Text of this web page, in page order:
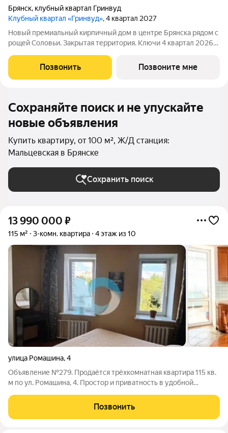
Брянск, клубный квартал Гринвуд
Клубный квартал «Гринвуд», 4 квартал 2027
Новый премиальный кирпичный дом в центре Брянска рядом с
рощей Соловьи. Закрытая территория. Ключи 4 квapтал 2026
Сопровождаем сделку
Позвонить Позвоните мне
Сохраняйте поиск и не упускайте
новые объявления
Купить квартиру, от 100 м², Ж/Д станция:
Мальцевская в Брянске
Сохранить поиск
13 990 000 ₽
115 м² 3-комн. квартира 4 этаж из 10
улица Ромашина,4
Объявление №279. Продаётся трёхкомнатная квартира 115 кв.
м по ул. Ромашина, 4. Простор и приватность в удобной
комнаты дают личное пространство каждому, а большая
гостиная станет любимым
Позвонить